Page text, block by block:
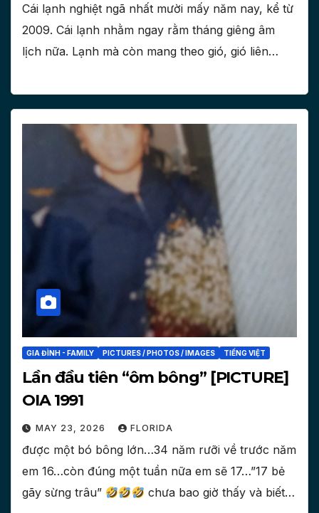
Cái lạnh nghiệt ngã nhất mười mấy năm nay, kể từ
2009. Cái lạnh nhằm ngay rằm tháng giêng âm
lịch nữa. Lạnh mà còn mang theo gió, gió liên…
GIA ĐÌNH - FAMILY PICTURES / PHOTOS / IMAGES TIẾNG VIỆT
Lần đầu tiên “ôm bông” [PICTURE]
OIA 1991
MAY 23, 2026 FLORIDA
được một bó bông lớn…34 năm rưỡi về trước năm
em 16…còn đúng một tuần nữa em sẽ 17…”17 bẻ
gãy sừng trâu”
chưa bao giờ thấy và biết…